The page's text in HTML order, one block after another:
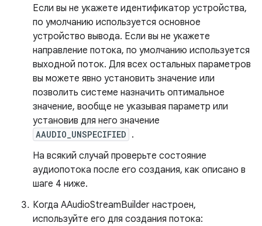
Если вы не укажете идентификатор устройства,
по умолчанию используется основное
устройство вывода. Если вы не укажете
направление потока, по умолчанию используется
выходной поток. Для всех остальных параметров
вы можете явно установить значение или
позволить системе назначить оптимальное
значение, вообще не указывая параметр или
установив для него значение
AAUDIO_UNSPECIFIED .
На всякий случай проверьте состояние
аудиопотока после его создания, как описано в
шаге 4 ниже.
Когда AAudioStreamBuilder настроен,
используйте его для создания потока: